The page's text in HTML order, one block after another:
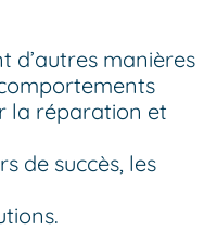
d’autres manières
la réparation et
de succès, les